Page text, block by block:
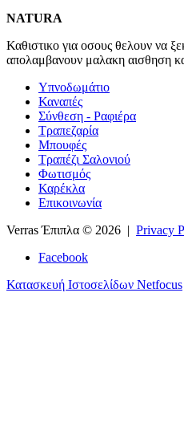
NATURA
Καθιστικο για οσους θελουν να
απολαμβανουν μαλακη αισθηση
Υπνοδωμάτιο
Καναπές
Σύνθεση - Ραφιέρα
Τραπεζαρία
Μπουφές
Τραπέζι Σαλονιού
Φωτισμός
Καρέκλα
Επικοινωνία
Verras Έπιπλα © 2026 | Privacy
Facebook
Κατασκευή Ιστοσελίδων Netfocus